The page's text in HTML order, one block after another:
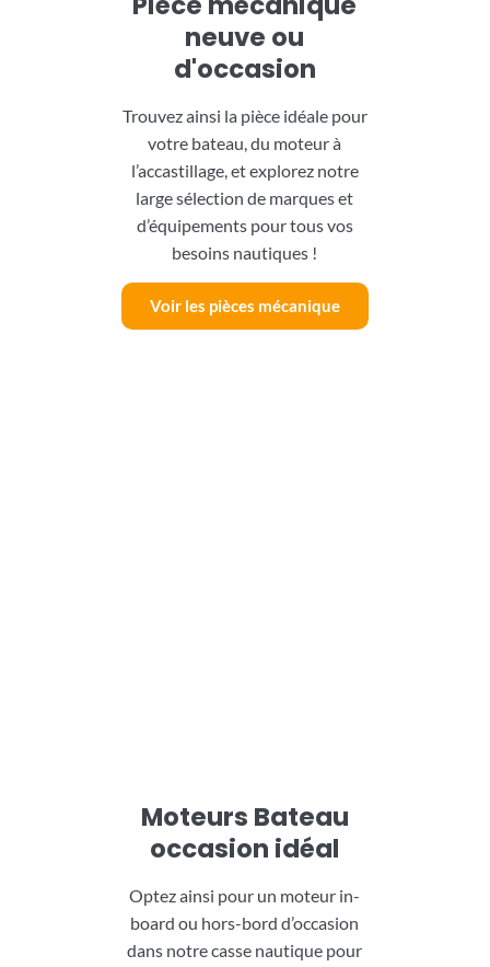
neuve ou
d'occasion
Trouvez ainsi la pièce idéale pour
votre bateau, du moteur à
l’accastillage, et explorez notre
large sélection de marques et
d’équipements pour tous vos
besoins nautiques !
Voir les pièces mécanique
Moteurs Bateau
occasion idéal
Optez ainsi pour un moteur in-
board ou hors-bord d’occasion
dans notre casse nautique pour